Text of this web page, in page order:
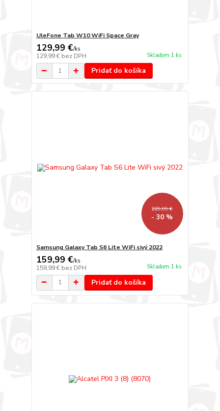
UleFone Tab W10 WiFi Space Gray
129,99 €/ks
129,99 € bez DPH Skladom 1 ks
Pridať do košíka
229,99 €
- 30 %
Samsung Galaxy Tab S6 Lite WiFi sivý 2022
159,99 €/ks
159,99 € bez DPH Skladom 1 ks
Pridať do košíka